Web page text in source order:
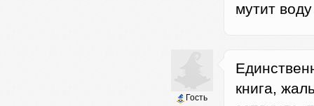
мутит
Гость
книга,